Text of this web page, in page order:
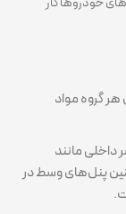
هر گروه مواد
داخلی مانند
پنل‌های وسط در